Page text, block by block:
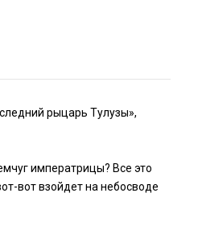
рыцарь Тулузы»,
императрицы? Все это
вот взойдет на небосводе